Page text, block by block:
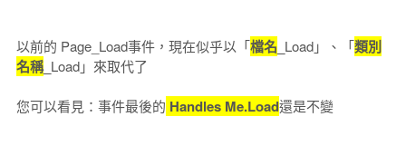
以前的 Page_Load事件，現在似乎以「檔名 Load」、「類別
名稱_ Load」來取代了
您可以看見：事件最後的 Handles Me.Load還是不變